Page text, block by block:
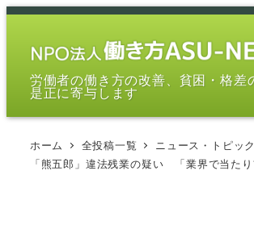
メ
労働者の働き方の改善、貧困・格差
是正に寄与します
ホーム 全投稿一覧 ニュース・トピッ
「熊五郎」違法残業の疑い 「業界で当たり